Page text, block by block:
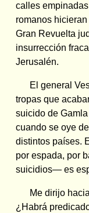
calles
romanos
Gran Revuelta
insurrección
Jerusalén.
El general
tropas que
suicido de
cuando se oye
distintos países.
por espada, por
suicidios— es
Me dirijo
¿Habrá